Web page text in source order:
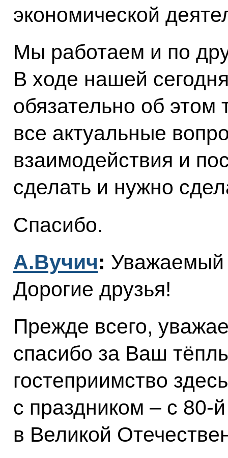
экономической
Мы работаем и по
В ходе нашей
обязательно об
все актуальные
взаимодействия и
сделать и нужно
Спасибо.
А.Вучич: Уважаемый
Дорогие друзья!
Прежде всего,
спасибо за Ваш
гостеприимство
с праздником – с
в Великой